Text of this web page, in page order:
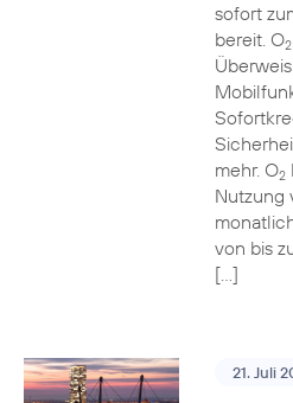
sofort
bereit. O2
mehr. O2
Nutzung
von bis
[…]
21. Juli